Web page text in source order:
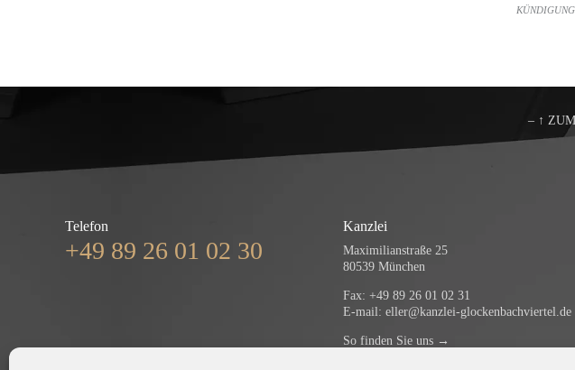
KÜNDIGUNG
– ↑
Telefon
+49 89 26 01 02 30
Kanzlei
Maximilianstraße 25
80539 München
Fax: +49 89 26 01 02 31
E-mail: eller@kanzlei-glockenbachviertel.de
So finden Sie uns →